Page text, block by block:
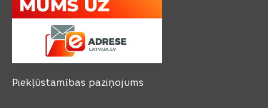
Piekļūstamības paziņojums